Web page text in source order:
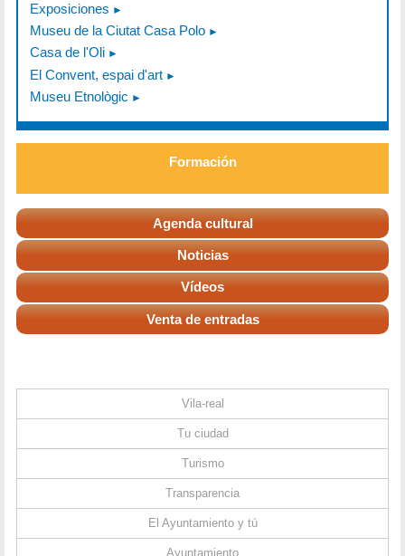
Exposiciones
Museu de la Ciutat Casa Polo
Casa de l'Oli
El Convent, espai d'art
Museu Etnològic
Formación
Agenda cultural
Noticias
Vídeos
Venta de entradas
Vila-real
Tu ciudad
Turismo
Transparencia
El Ayuntamiento y tú
Ayuntamiento